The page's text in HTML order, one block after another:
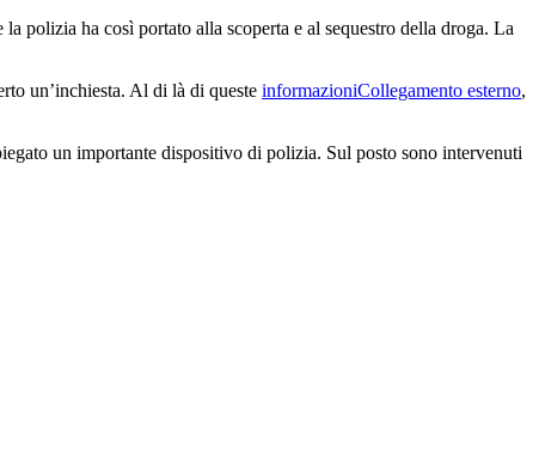
polizia ha così portato alla scoperta e al sequestro della droga. La
un’inchiesta. Al di là di queste informazioniCollegamento esterno,
un importante dispositivo di polizia. Sul posto sono intervenuti